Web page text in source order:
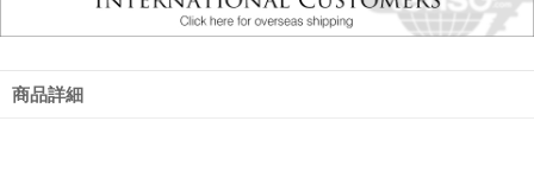
商品詳細